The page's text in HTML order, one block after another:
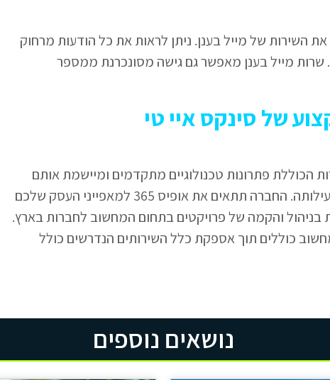
השירות של מייל בענן. ניתן לראות את כל הודעות מרחוק
מייל בענן מאפשר גם גישה מסונכרנת ממספר
הכוללת פתרונות טכנולוגיים מתקדמים ומיישמת אותם
במערכות הלקוח. רישיון אופיס 365 הוא במוקד פעילותה. החברה תתאים את אופיס 365 למאפייני העסק שלכם
בניהול והקמה של פרויקטים בתחום המחשוב לחברות בארץ.
כוללים תוך אספקת כלל השירותים הנדרשים כולל
נושאים נוספים